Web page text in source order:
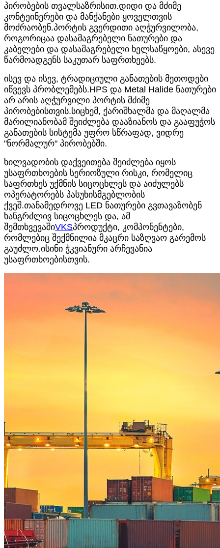
პირობების თვალსაზრისით.დიდი და მძიმე
კონტეინერები და მანქანები ყოველთვის
მოძრაობენ.პორტის გვერდითი აღჭურვილობა,
როგორიცაა დასამაგრებელი ნათურები და
კაბელები და დასამაგრებელი ხელსაწყოები, ასევე
წარმოადგენს საკუთარ საფრთხეებს.
ისევ და ისევ, ტრადიციული განათების მეთოდები
იწვევს პრობლემებს.HPS და Metal Halide ნათურები
არ არის აღჭურვილი პორტის მძიმე
პირობებისთვის.სიცხემ, ქარიშხალმა და მაღალმა
მარილიანობამ შეიძლება დააზიანოს და გააფუჭოს
განათების სისტემა უფრო სწრაფად, ვიდრე
"ნორმალურ" პირობებში.
ხილვადობის დაქვეითება შეიძლება იყოს
უსაფრთხოების სერიოზული რისკი, რომელიც
საფრთხეს უქმნის სიცოცხლეს და აიძულებს
ოპერატორებს პასუხისმგებლობის
ქვეშ.თანამედროვე LED ნათურები გვთავაზობენ
ხანგრძლივ სიცოცხლეს და, ამ
შემთხვევაშიVKSპროდუქტი, კომპონენტები,
რომლებიც შექმნილია მკაცრი საზღვაო გარემოს
გაუძლო.ისინი ჭკვიანური არჩევანია
უსაფრთხოებისთვის.